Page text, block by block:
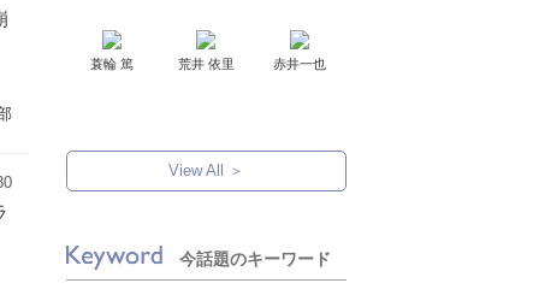
蓑輪 篤 荒井 依里 赤井一也
View All ＞
今話題のキーワード